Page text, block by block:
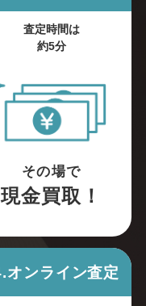
査定時間は
約5分
その場で
現金買取！
オンライン査定